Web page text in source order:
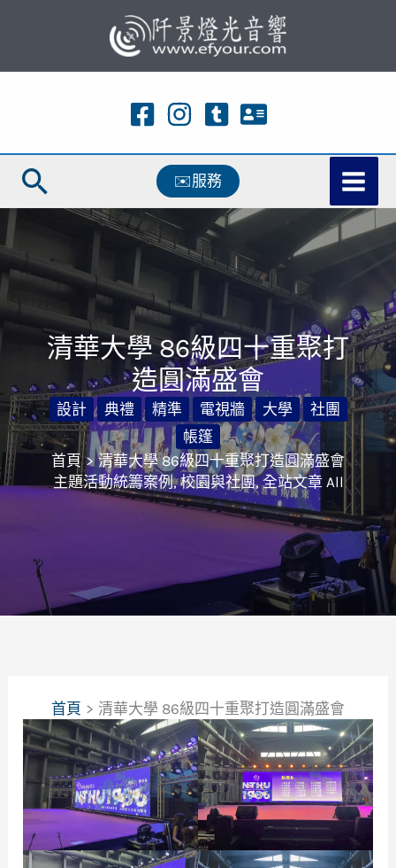
主
容
搜
尋
✉️服務
清華大學 86級四十重聚打
造圓滿盛會
設計 典禮 精準 電視牆 大學
社團
帳篷
首頁
清華大學 86級四十重聚打造圓滿盛會
主題活動統籌案例,校園與社團,全站文章 All
首頁 清華大學 86級四十重聚打造圓滿盛會